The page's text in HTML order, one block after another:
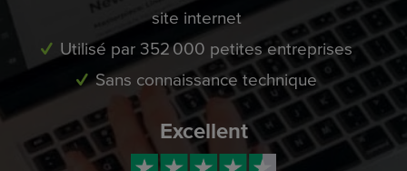
site internet
Utilisé par 352 000 petites entreprises
Sans connaissance technique
Excellent